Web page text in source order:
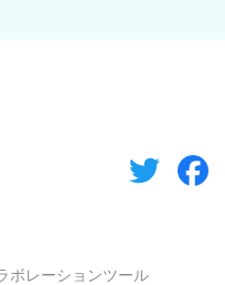
ボレーションツール